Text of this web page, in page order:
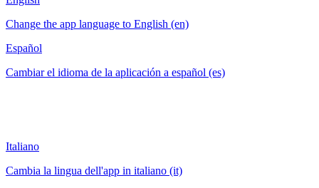
Change the app language to English (en)
Español
Cambiar el idioma de la aplicación a español (es)
Italiano
Cambia la lingua dell'app in italiano (it)